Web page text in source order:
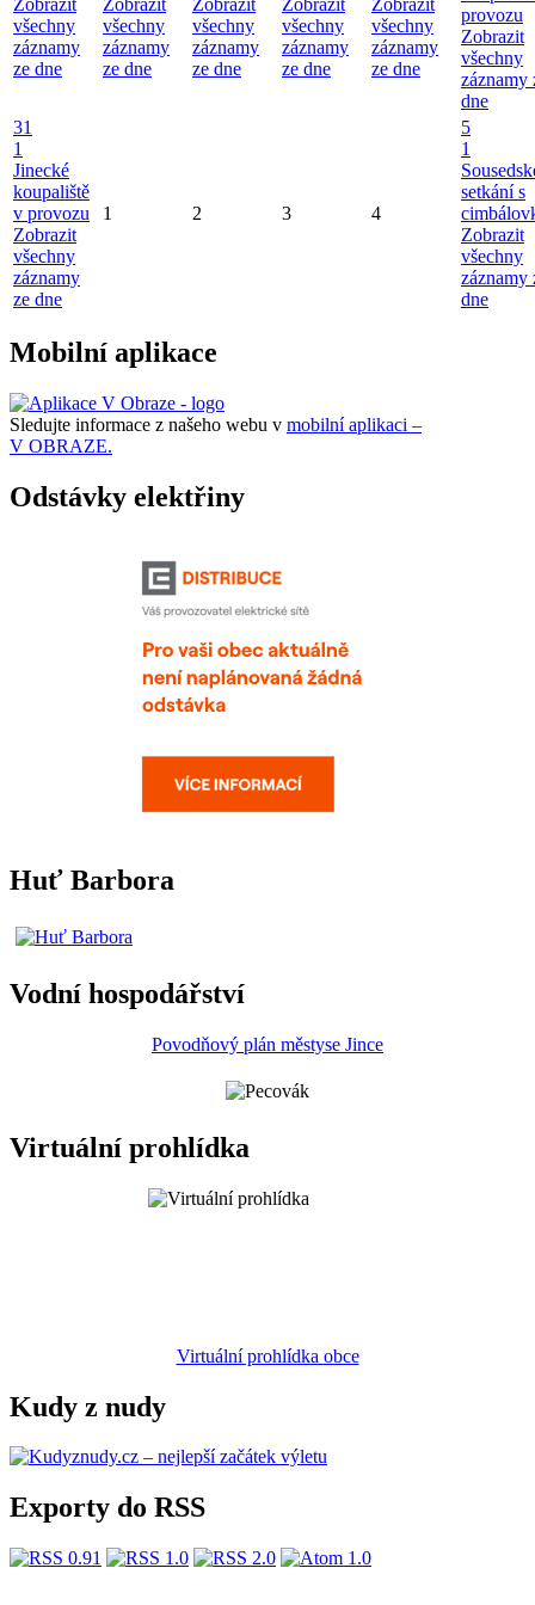
všechny
záznamy
ze dne
všechny
záznamy
ze dne
všechny
záznamy
ze dne
všechny
záznamy
ze dne
všechny
záznamy
ze dne
provozu
Zobrazit
všechny
záznamy
dne
31
1
Jinecké
koupaliště
v provozu
Zobrazit
všechny
záznamy
ze dne
1 2 3 4
5
1
setkání s
Zobrazit
všechny
záznamy
dne
Mobilní aplikace
Sledujte informace z našeho webu v mobilní aplikaci –
V OBRAZE.
Odstávky elektřiny
Huť Barbora
Vodní hospodářství
Povodňový plán městyse Jince
Virtuální prohlídka
Virtuální prohlídka obce
Kudy z nudy
Exporty do RSS